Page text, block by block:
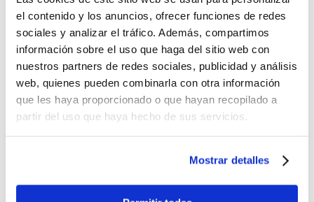
el contenido y los anuncios, ofrecer funciones de redes
sociales y analizar el tráfico. Además, compartimos
información sobre el uso que haga del sitio web con
nuestros partners de redes sociales, publicidad y análisis
web, quienes pueden combinarla con otra información
que les haya proporcionado o que hayan recopilado a
partir del uso que haya hecho de sus servicios.
Mostrar detalles
Aero SLS 82 cm
FUSELAJE
Aero AL 3BS 66 cm